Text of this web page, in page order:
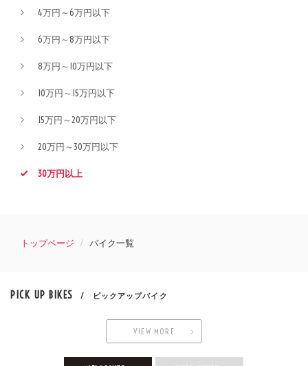
4万円～6万円以下
6万円～8万円以下
8万円～10万円以下
10万円～15万円以下
15万円～20万円以下
20万円～30万円以下
30万円以上
トップページ バイク一覧
PICK UP BIKES / ピックアップバイク
VIEW MORE